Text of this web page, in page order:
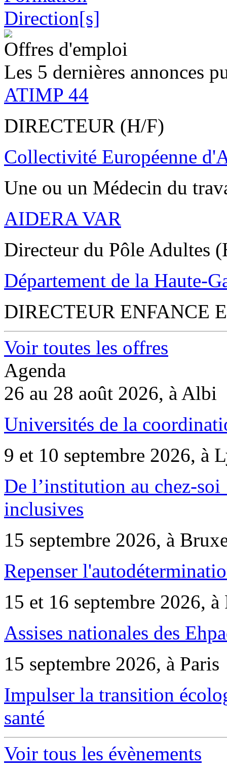
Offres d'emploi
Les 5 dernières annonces
ATIMP 44
DIRECTEUR (H/F)
Collectivité Européenne
Une ou un Médecin du
AIDERA VAR
Directeur du Pôle Adultes
Département de la Haute-
DIRECTEUR ENFANCE
Voir toutes les offres
Agenda
26 au 28 août 2026, à Albi
Universités de la
9 et 10 septembre 2026, à
De l’institution au chez-
inclusives
15 septembre 2026, à
Repenser
15 et 16 septembre 2026, à
Assises nationales des
15 septembre 2026, à Paris
Impulser la transition
santé
Voir tous les évènements